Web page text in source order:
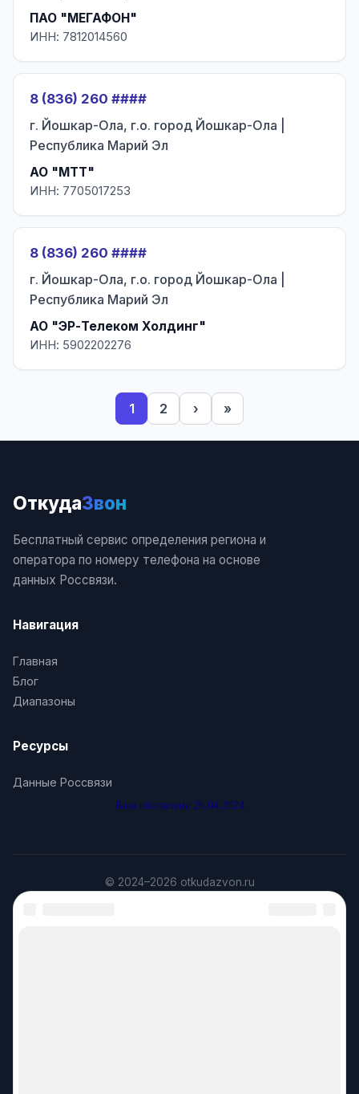
ПАО "МЕГАФОН"
ИНН: 7812014560
8 (836) 260 ####
г. Йошкар-Ола, г.о. город Йошкар-Ола |
Республика Марий Эл
АО "МТТ"
ИНН: 7705017253
8 (836) 260 ####
г. Йошкар-Ола, г.о. город Йошкар-Ола |
Республика Марий Эл
АО "ЭР-Телеком Холдинг"
ИНН: 5902202276
1 2 › »
ОткудаЗвон
Бесплатный сервис определения региона и
оператора по номеру телефона на основе
данных Россвязи.
Навигация
Главная
Блог
Диапазоны
Ресурсы
Данные Россвязи
База обновлена 26.04.2024
© 2024–2026 otkudazvon.ru